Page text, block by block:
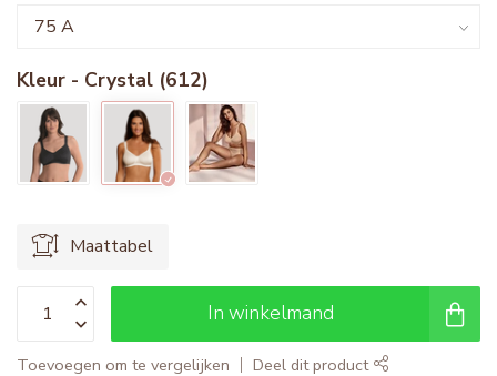
Kleur - Crystal (612)
Maattabel
In winkelmand
Toevoegen om te vergelijken Deel dit product